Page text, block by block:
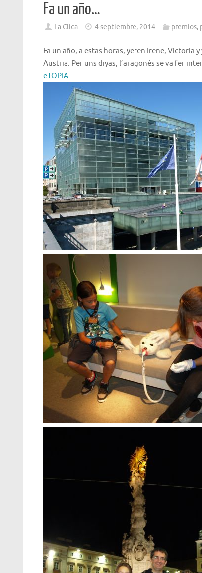
Fa un año…
La Clica 4 septiembre, 2014 premios,
Fa un año, a estas horas, yeren Irene, Victoria
Austria. Per uns diyas, l’aragonés se va fer
eTOPIA.